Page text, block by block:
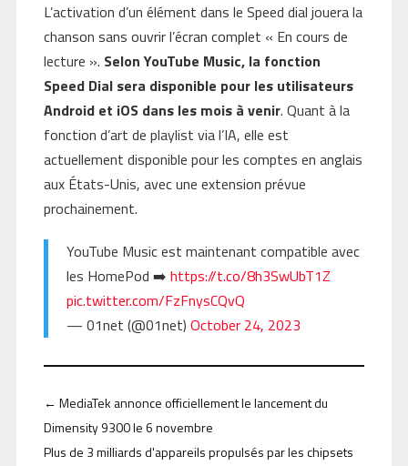
L’activation d’un élément dans le Speed dial jouera la
chanson sans ouvrir l’écran complet « En cours de
lecture ». Selon YouTube Music, la fonction
Speed Dial sera disponible pour les utilisateurs
Android et iOS dans les mois à venir. Quant à la
fonction d’art de playlist via l’IA, elle est
actuellement disponible pour les comptes en anglais
aux États-Unis, avec une extension prévue
prochainement.
YouTube Music est maintenant compatible avec
les HomePod ➡️ https://t.co/8h3SwUbT1Z
pic.twitter.com/FzFnysCQvQ
— 01net (@01net) October 24, 2023
← MediaTek annonce officiellement le lancement du
Dimensity 9300 le 6 novembre
Plus de 3 milliards d'appareils propulsés par les chipsets